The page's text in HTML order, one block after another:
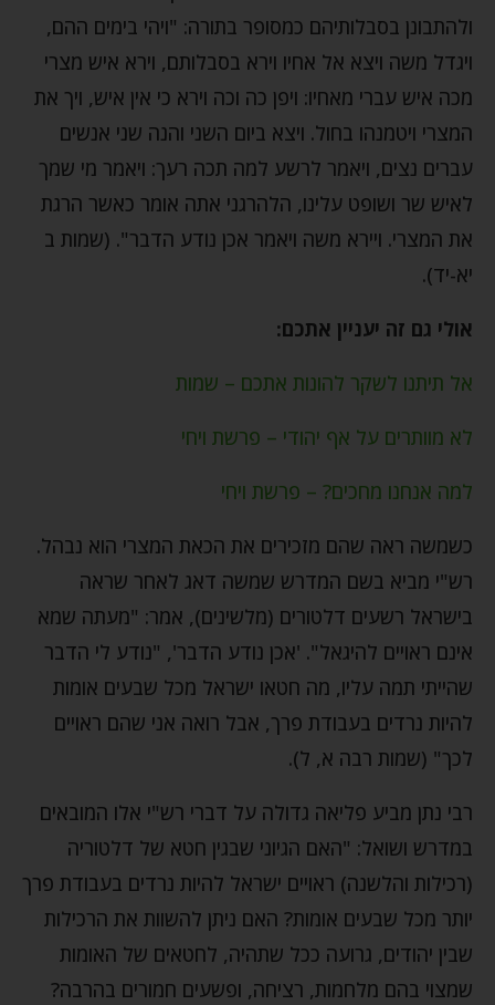
ולהתבונן בסבלותיהם כמסופר בתורה: "ויהי בימים ההם,
ויגדל משה ויצא אל אחיו וירא בסבלותם, וירא איש מצרי
מכה איש עברי מאחיו: ויפן כה וכה וירא כי אין איש, ויך את
המצרי ויטמנהו בחול. ויצא ביום השני והנה שני אנשים
עברים נצים, ויאמר לרשע למה תכה רעך: ויאמר מי שמך
לאיש שר ושופט עלינו, הלהרגני אתה אומר כאשר הרגת
את המצרי. ויירא משה ויאמר אכן נודע הדבר". (שמות ב
יא-יד).
אולי גם זה יעניין אתכם:
אל תיתנו לשקר להונות אתכם – שמות
לא מוותרים על אף יהודי – פרשת ויחי
למה אנחנו מחכים? – פרשת ויחי
כשמשה ראה שהם מזכירים את הכאת המצרי הוא נבהל.
רש"י מביא בשם המדרש שמשה דאג לאחר שראה
בישראל רשעים דלטורים (מלשינים), אמר: "מעתה שמא
אינם ראויים להיגאל". 'אכן נודע הדבר', "נודע לי הדבר
שהייתי תמה עליו, מה חטאו ישראל מכל שבעים אומות
להיות נרדים בעבודת פרך, אבל רואה אני שהם ראויים
לכך" (שמות רבה א, ל).
רבי נתן מביע פליאה גדולה על דברי רש"י אלו המובאים
במדרש ושואל: "האם הגיוני שבגין חטא של דלטוריה
(רכילות והלשנה) ראויים ישראל להיות נרדים בעבודת פרך
יותר מכל שבעים אומות? האם ניתן להשוות את הרכילות
שבין יהודים, גרועה ככל שתהיה, לחטאים של האומות
שמצוי בהם מלחמות, רציחה, ופשעים חמורים בהרבה?